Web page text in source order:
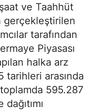
ve Taahhüt
gerçekleştirilen
tarafından
Piyasası
halka arz
arasında
595.287